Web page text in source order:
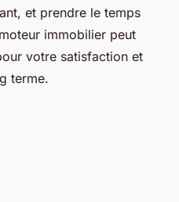
et prendre le temps
immobilier peut
votre satisfaction et
terme.